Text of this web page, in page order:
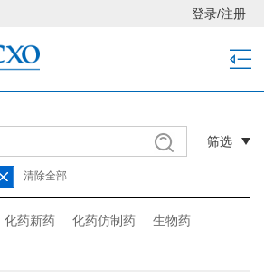
登录/注册
筛选
清除全部
化药新药 化药仿制药
生物药